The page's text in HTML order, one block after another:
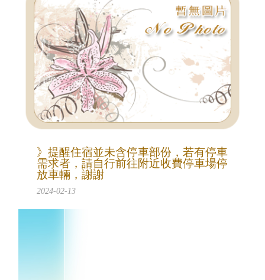
》提醒住宿並未含停車部份，若有停車
需求者，請自行前往附近收費停車場停
放車輛，謝謝
2024-02-13